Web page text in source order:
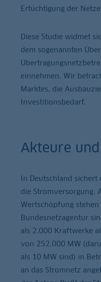
Ertüchtigung der
Diese Studie widmet
dem sogenannten
einnehmen. Wir
Marktes, die
Investitionsbedarf.
Akteure
In Deutschland
die Stromversorgung.
Wertschöpfung
Bundesnetzagentur
als 2.000 Kraftwerke
von 252.000 MW
als 10 MW sind) in
an das Stromnetz